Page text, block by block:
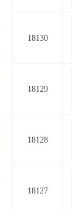
18130
18129
18128
18127